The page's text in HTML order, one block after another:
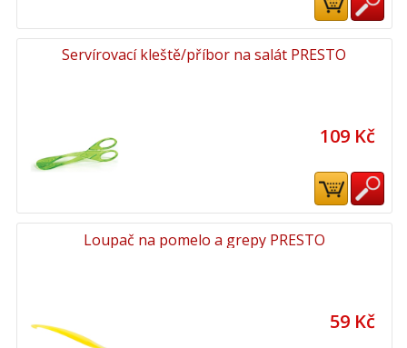
Servírovací kleště/příbor na salát PRESTO
109 Kč
Loupač na pomelo a grepy PRESTO
59 Kč